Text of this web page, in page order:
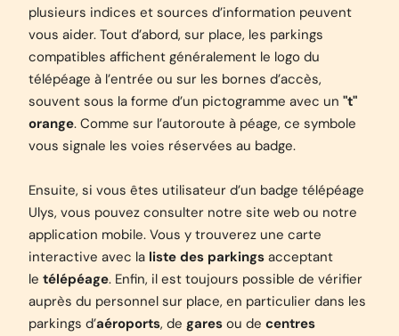
plusieurs indices et sources d’information peuvent
vous aider. Tout d’abord, sur place, les parkings
compatibles affichent généralement le logo du
télépéage à l’entrée ou sur les bornes d’accès,
souvent sous la forme d’un pictogramme avec un "t"
orange. Comme sur l’autoroute à péage, ce symbole
vous signale les voies réservées au badge.
Ensuite, si vous êtes utilisateur d’un badge télépéage
Ulys, vous pouvez consulter notre site web ou notre
application mobile. Vous y trouverez une carte
interactive avec la liste des parkings acceptant
le télépéage. Enfin, il est toujours possible de vérifier
auprès du personnel sur place, en particulier dans les
parkings d’aéroports, de gares ou de centres